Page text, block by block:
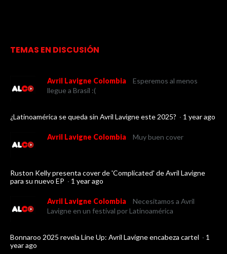
TEMAS EN DISCUSIÓN
Avril Lavigne Colombia
Esperemos al menos
llegue a Brasil :(
¿Latinoamérica se queda sin Avril Lavigne este 2025? · 1 year ago
Avril Lavigne Colombia Muy buen cover
Ruston Kelly presenta cover de 'Complicated' de Avril Lavigne
para su nuevo EP · 1 year ago
Avril Lavigne Colombia
Necesitamos a Avril
Lavigne en un festival por Latinoamérica
Bonnaroo 2025 revela Line Up: Avril Lavigne encabeza cartel · 1
year ago